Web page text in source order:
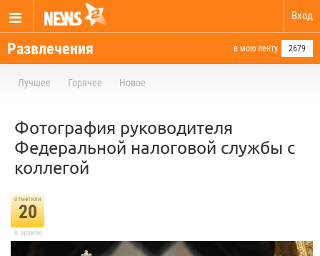
Вход
Развлечения в мою ленту 2679
Лучшее Горячее Новое
Фотография руководителя
Федеральной налоговой службы с
коллегой
отметили
20
в архиве